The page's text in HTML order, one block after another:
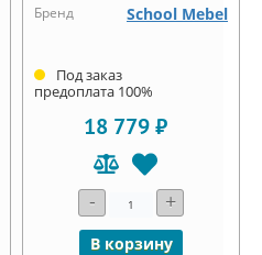
Бренд School Mebel
Под заказ
предоплата 100%
18 779 ₽
- +
В корзину